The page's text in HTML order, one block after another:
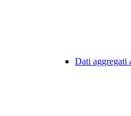
Dati aggregati